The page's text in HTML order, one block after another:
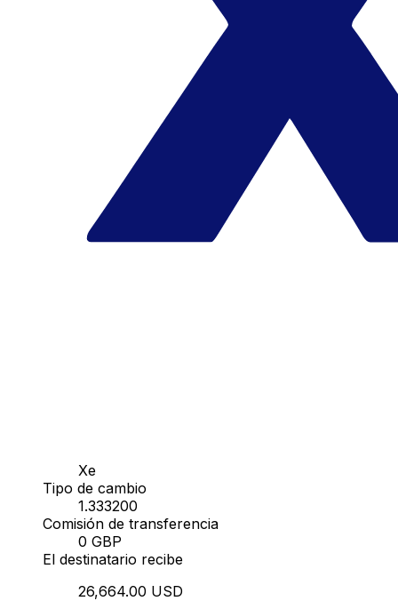
Xe
Tipo de cambio
1.333200
Comisión de transferencia
0 GBP
El destinatario recibe
26,664.00 USD